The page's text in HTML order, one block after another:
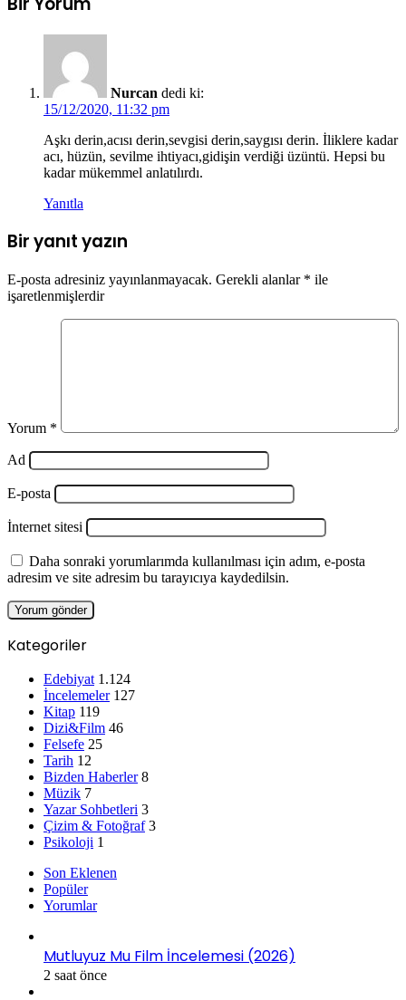
Nurcan dedi ki:
15/12/2020, 11:32 pm
Aşkı derin,acısı derin,sevgisi derin,saygısı derin. İliklere kadar
acı, hüzün, sevilme ihtiyacı,gidişin verdiği üzüntü. Hepsi bu
kadar mükemmel anlatılırdı.
Yanıtla
Bir yanıt yazın
E-posta adresiniz yayınlanmayacak. Gerekli alanlar * ile
işaretlenmişlerdir
Yorum *
Ad
E-posta
İnternet sitesi
Daha sonraki yorumlarımda kullanılması için adım, e-posta
adresim ve site adresim bu tarayıcıya kaydedilsin.
Kategoriler
Edebiyat 1.124
İncelemeler 127
Kitap 119
Dizi&Film 46
Felsefe 25
Tarih 12
Bizden Haberler 8
Müzik 7
Yazar Sohbetleri 3
Çizim & Fotoğraf 3
Psikoloji 1
Son Eklenen
Popüler
Yorumlar
Mutluyuz Mu Film İncelemesi (2026)
2 saat önce